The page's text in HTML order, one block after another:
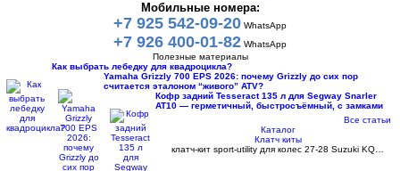
Мобильные номера:
+7 925 542-09-20 WhatsApp
+7 926 400-01-82 WhatsApp
Полезные материалы
Как выбрать лебедку для квадроцикла?
Yamaha Grizzly 700 EPS 2026: почему Grizzly до сих пор
считается эталоном “живого” ATV?
Кофр задний Tesseract 135 л для Segway Snarler
AT10 — герметичный, быстросъёмный, с замками
Все статьи
Каталог
Клатч киты
клатч-кит sport-utility для колес 27-28 Suzuki KQ…